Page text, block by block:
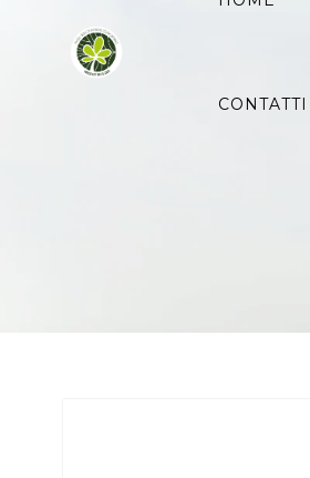
CONTATTI
Ricerca
per: